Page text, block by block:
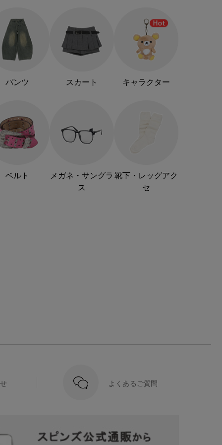
パンツ スカート キャラクター
ベルト
メガネ・サングラ
ス
靴下・レッグアク
セ
よくあるご質問